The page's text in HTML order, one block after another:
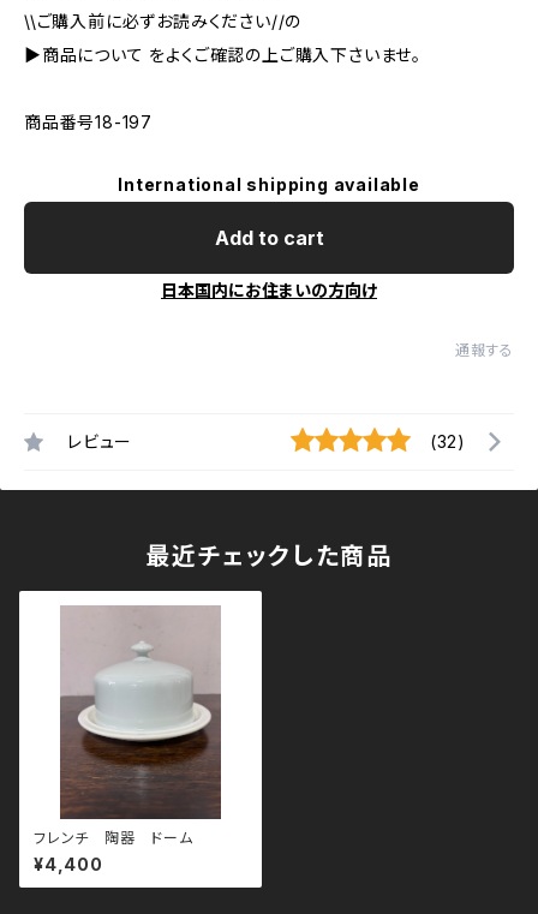
\\ご購入前に必ずお読みください//の
▶︎商品について をよくご確認の上ご購入下さいませ。
商品番号18-197
International shipping available
Add to cart
日本国内にお住まいの方向け
通報する
レビュー (32)
最近チェックした商品
フレンチ 陶器 ドーム
¥4,400